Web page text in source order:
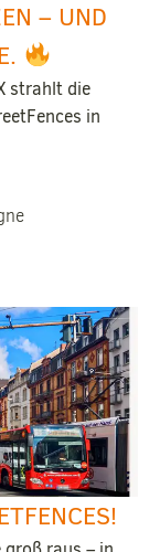
– UND
strahlt die
in